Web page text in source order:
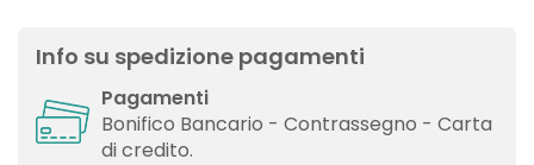
Info su spedizione pagamenti
Pagamenti
Bonifico Bancario - Contrassegno - Carta
di credito.